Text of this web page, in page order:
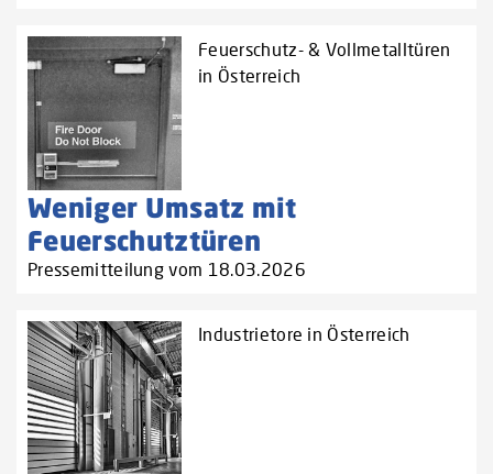
Feuerschutz- & Vollmetalltüren
in Österreich
Weniger Umsatz mit
Feuerschutztüren
Pressemitteilung vom 18.03.2026
Industrietore in Österreich